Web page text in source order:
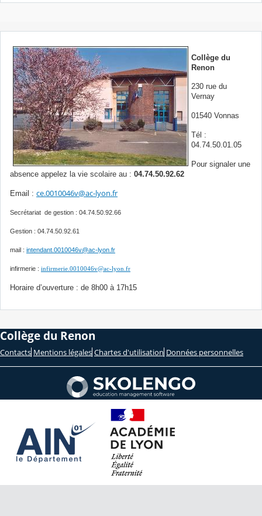
Collège du
Renon
230 rue du
Vernay
01540 Vonnas
Tél :
04.74.50.01.05
Pour signaler une
absence appelez la vie scolaire au : 04.74.50.92.62
Email : ce.0010046v@ac-lyon.fr
Secrétariat de gestion : 04.74.50.92.66
Gestion : 04.74.50.92.61
mail : intendant.0010046v@ac-lyon.fr
infirmerie : infirmerie.0010046v@ac-lyon.fr
Horaire d’ouverture : de 8h00 à 17h15
Collège du Renon
Contacts Mentions légales Chartes d'utilisation Données personnelles